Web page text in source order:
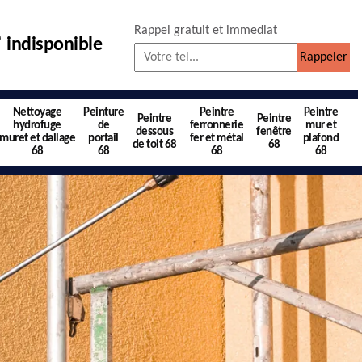
indisponible
Rappel gratuit et immediat
Nettoyage
hydrofuge
muret et dallage
68
Peinture
de
portail
68
Peintre
dessous
de toit 68
Peintre
ferronnerie
fer et métal
68
Peintre
fenêtre
68
Peintre
mur et
plafond
68